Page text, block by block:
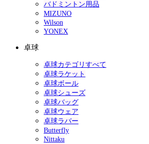
バドミントン用品
MIZUNO
Wilson
YONEX
卓球
卓球カテゴリすべて
卓球ラケット
卓球ボール
卓球シューズ
卓球バッグ
卓球ウェア
卓球ラバー
Butterfly
Nittaku